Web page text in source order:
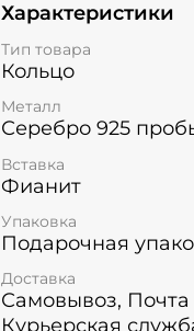
Характеристики
Тип товара
Кольцо
Металл
Серебро 925
Вставка
Фианит
Упаковка
Подарочная
Доставка
Самовывоз, Почта
Курьерская